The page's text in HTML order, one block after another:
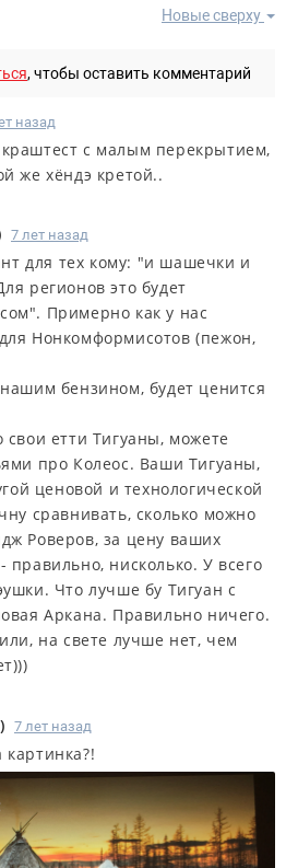
Новые сверху
, чтобы оставить комментарий
назад
краштест с малым перекрытием,
же хёндэ кретой..
7 лет назад
для тех кому: "и шашечки и
регионов это будет
Примерно как у нас
Нонкомформисотов (пежон,
бензином, будет ценится
свои етти Тигуаны, можете
про Колеос. Ваши Тигуаны,
ценовой и технологической
сравнивать, сколько можно
Роверов, за цену ваших
правильно, нисколько. У всего
Что лучше бу Тигуан с
Аркана. Правильно ничего.
на свете лучше нет, чем
) 7 лет назад
картинка?!